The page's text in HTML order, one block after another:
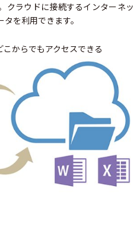
クラウドに接続するインターネッ
を利用できます。
からでもアクセスできる